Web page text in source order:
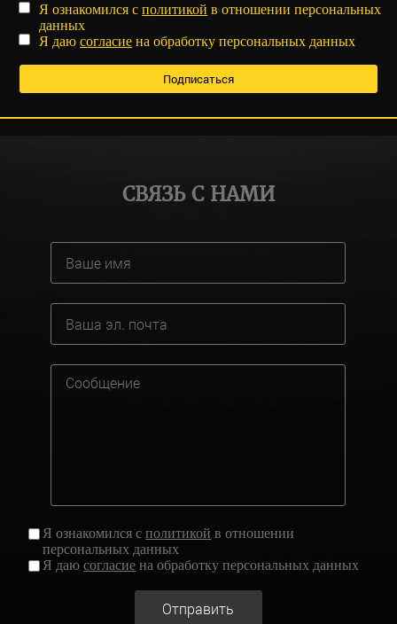
Я ознакомился сполитикой в отношении персональных
данных
Я даюсогласие на обработку персональных данных
СВЯЗЬ С НАМИ
Я ознакомился сполитикой в отношении
персональных данных
Я даюсогласие на обработку персональных данных
Отправить